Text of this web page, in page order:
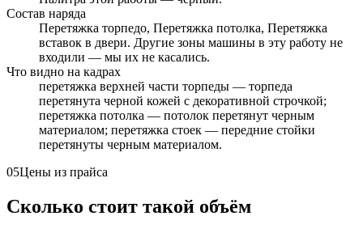
Состав наряда
Перетяжка торпедо, Перетяжка потолка, Перетяжка
вставок в двери. Другие зоны машины в эту работу не
входили — мы их не касались.
Что видно на кадрах
перетяжка верхней части торпеды — торпеда
перетянута черной кожей с декоративной строчкой;
перетяжка потолка — потолок перетянут черным
материалом; перетяжка стоек — передние стойки
перетянуты черным материалом.
05Цены из прайса
Сколько стоит такой объём